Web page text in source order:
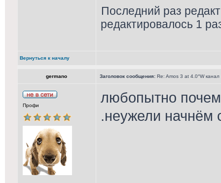
Последний раз
редактировалось 1
Вернуться к началу
germano Заголовок сообщения: Re: Amos 3 at 4.0°W канал
Профи
любопытно
.неужели начнём